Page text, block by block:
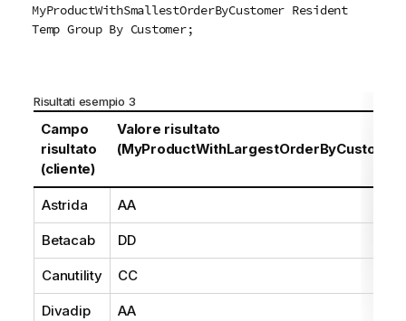
MyProductWithSmallestOrderByCustomer Resident
Temp Group By Customer;
Risultati esempio 3
Campo
risultato
(cliente)
Valore risultato
Astrida AA
Betacab DD
Canutility CC
Divadip AA